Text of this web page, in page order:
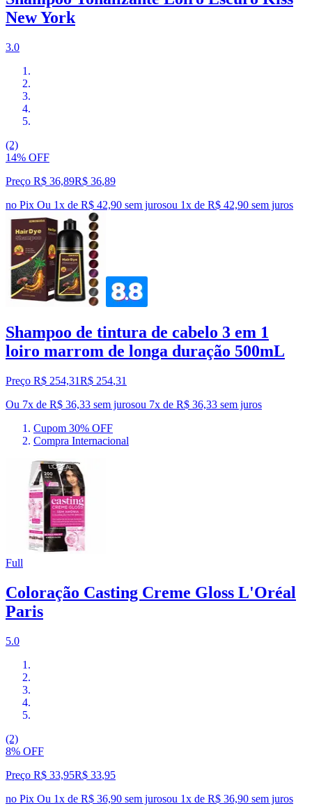
New York
3.0
(2)
14% OFF
Preço R$ 36,89R$ 36,89
no Pix Ou 1x de R$ 42,90 sem jurosou 1x de R$ 42,90 sem juros
Shampoo de tintura de cabelo 3 em 1
loiro marrom de longa duração 500mL
Preço R$ 254,31R$ 254,31
Ou 7x de R$ 36,33 sem jurosou 7x de R$ 36,33 sem juros
Cupom 30% OFF
Compra Internacional
Full
Coloração Casting Creme Gloss L'Oréal
Paris
5.0
(2)
8% OFF
Preço R$ 33,95R$ 33,95
no Pix Ou 1x de R$ 36,90 sem jurosou 1x de R$ 36,90 sem juros